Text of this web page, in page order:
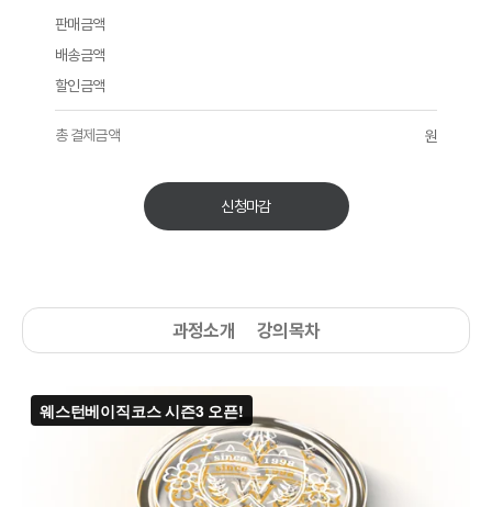
판매금액
배송금액
할인금액
총 결제금액 원
신청마감
과정소개 강의목차